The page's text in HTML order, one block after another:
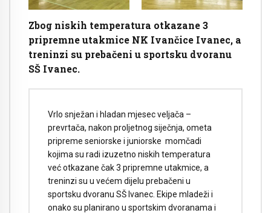
Zbog niskih temperatura otkazane 3
pripremne utakmice NK Ivančice Ivanec, a
treninzi su prebačeni u sportsku dvoranu
SŠ Ivanec.
Vrlo snježan i hladan mjesec veljača –
prevrtača, nakon proljetnog siječnja, ometa
pripreme seniorske i juniorske momčadi
kojima su radi izuzetno niskih temperatura
već otkazane čak 3 pripremne utakmice, a
treninzi su u većem dijelu prebačeni u
sportsku dvoranu SŠ Ivanec. Ekipe mladeži i
onako su planirano u sportskim dvoranama i